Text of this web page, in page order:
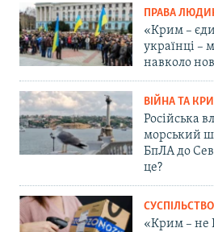
ПРАВА
«Крим –
українці –
навколо
ВІЙНА ТА
Російська
морський
БпЛА до
це?
СУСПІЛЬСТВО
«Крим – не